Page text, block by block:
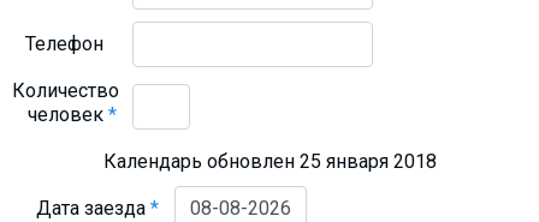
Телефон
Количество
человек*
Календарь обновлен 25 января 2018
Дата заезда*